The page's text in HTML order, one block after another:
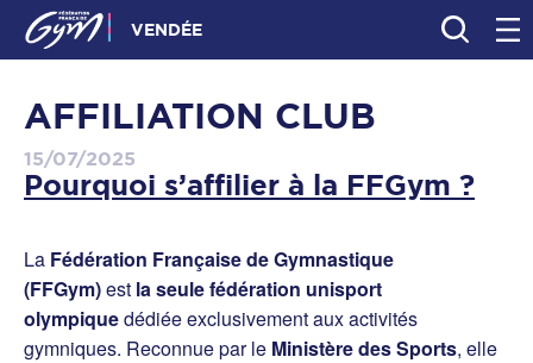
VENDÉE
AFFILIATION CLUB
15/07/2025
Pourquoi s’affilier à la FFGym ?
La Fédération Française de Gymnastique
(FFGym)est la seule fédération unisport
olympiquedédiée exclusivement aux activités
gymniques. Reconnue par le Ministère des Sports, elle